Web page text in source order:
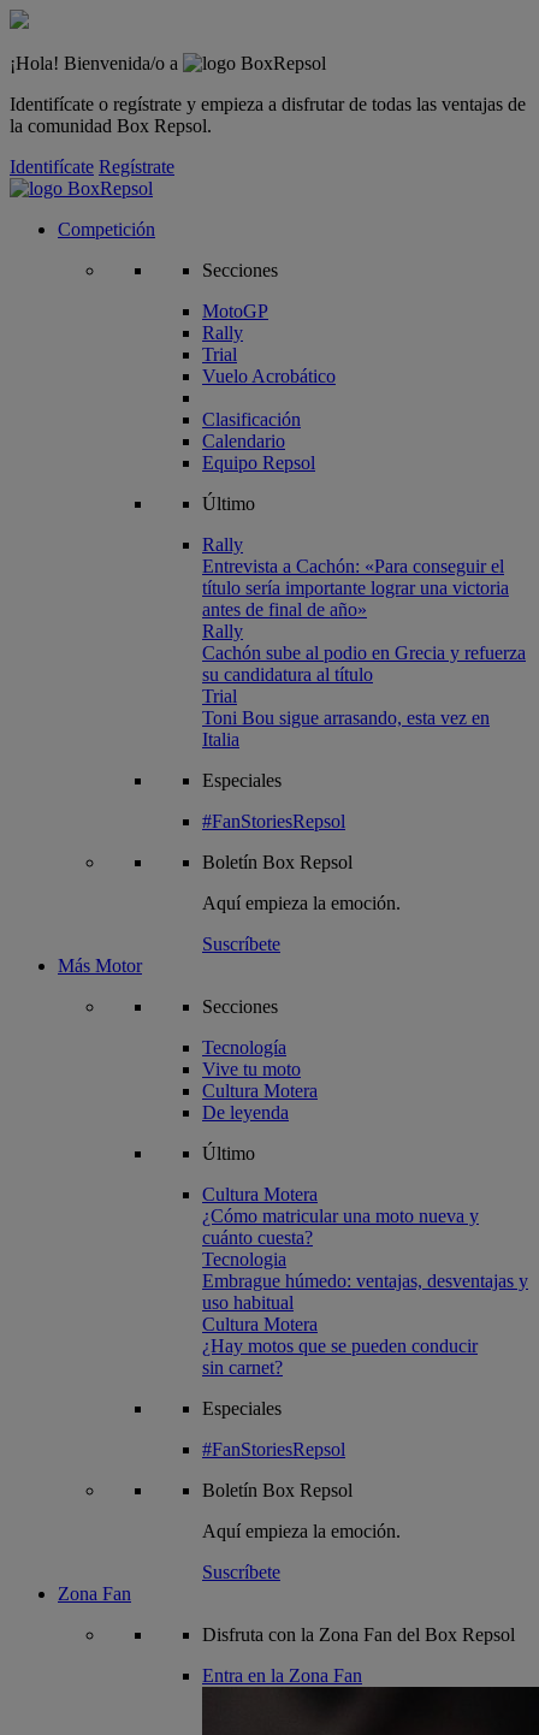
¡Hola! Bienvenida/o a
Identifícate o regístrate y empieza a disfrutar de todas las ventajas de
la comunidad Box Repsol.
Identifícate Regístrate
Competición
Secciones
MotoGP
Rally
Trial
Vuelo Acrobático
Clasificación
Calendario
Equipo Repsol
Último
Rally
Entrevista a Cachón: «Para conseguir el
título sería importante lograr una victoria
antes de final de año»
Rally
Cachón sube al podio en Grecia y refuerza
su candidatura al título
Trial
Toni Bou sigue arrasando, esta vez en
Italia
Especiales
#FanStoriesRepsol
Boletín Box Repsol
Aquí empieza la emoción.
Suscríbete
Más Motor
Secciones
Tecnología
Vive tu moto
Cultura Motera
De leyenda
Último
Cultura Motera
¿Cómo matricular una moto nueva y
cuánto cuesta?
Tecnologia
Embrague húmedo: ventajas, desventajas y
uso habitual
Cultura Motera
¿Hay motos que se pueden conducir
sin carnet?
Especiales
#FanStoriesRepsol
Boletín Box Repsol
Aquí empieza la emoción.
Suscríbete
Zona Fan
Disfruta con la Zona Fan del Box Repsol
Entra en la Zona Fan